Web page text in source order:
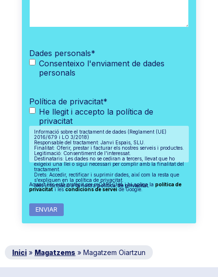
Dades personals*
Consenteixo l'enviament de dades
personals
Política de privacitat*
He llegit i accepto la política de
privacitat
Informació sobre el tractament de dades (Reglament (UE)
2016/679 i LO 3/2018)
Responsable del tractament: Janvi Espais, SLU.
Finalitat: Oferir, prestar i facturar els nostres serveis i productes.
Legitimació: Consentiment de l'interessat.
Destinataris: Les dades no se cediran a tercers, llevat que ho
exigeixi una llei o sigui necessari per complir amb la finalitat del
tractament.
Drets: Accedir, rectificar i suprimir dades, així com la resta que
s'expliquen en la política de privacitat.
Més informació a la nostrapolítica de privacitat.
Aquest lloc està protegit per reCAPTCHA i hi aplica la política de
privacitati lescondicions de serveide Google.
Inici » Magatzems » Magatzem Oiartzun